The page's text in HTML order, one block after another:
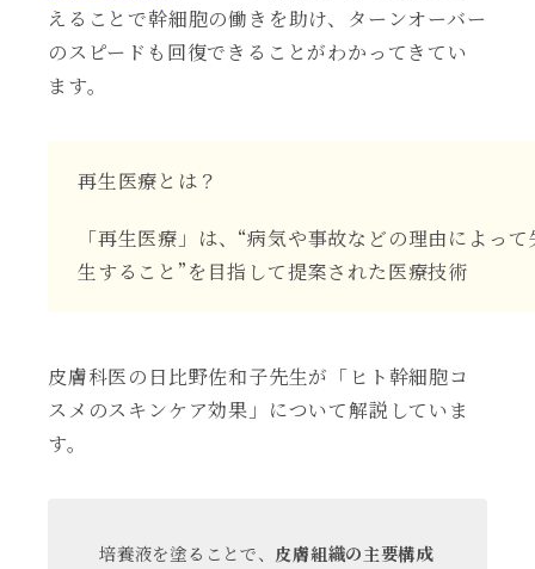
えることで幹細胞の働きを助け、ターンオーバー
のスピードも回復できることがわかってきてい
ます。
再生医療とは？
「再生医療」は、“病気や事故などの理由によっ
生すること”を目指して提案された医療技術
皮膚科医の日比野佐和子先生が「ヒト幹細胞コ
スメのスキンケア効果」について解説していま
す。
培養液を塗ることで、 皮膚組織の主要構成